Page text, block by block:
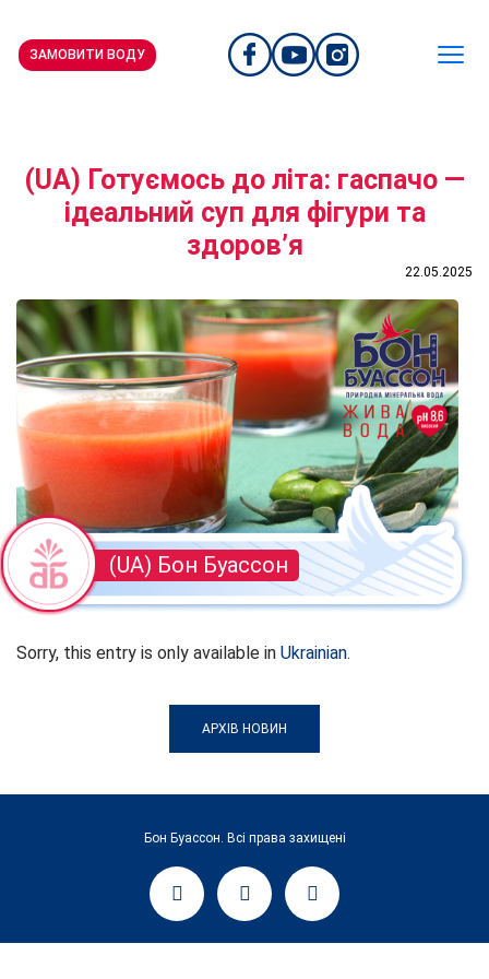
ЗАМОВИТИ ВОДУ
(UA) Готуємось до літа: гаспачо —
ідеальний суп для фігури та
здоров’я
22.05.2025
(UA) Бон Буассон
Sorry, this entry is only available in Ukrainian.
АРХІВ НОВИН
Бон Буассон. Всі права захищені